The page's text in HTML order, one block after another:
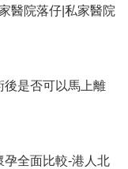
醫院落仔|私家醫院
後是否可以馬上離
孕全面比較-港人北